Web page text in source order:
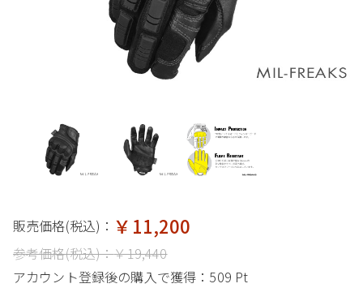
販売価格(税込)： ￥11,200
参考価格(税込)：￥19,440
アカウント登録後の購入で獲得： 509 Pt